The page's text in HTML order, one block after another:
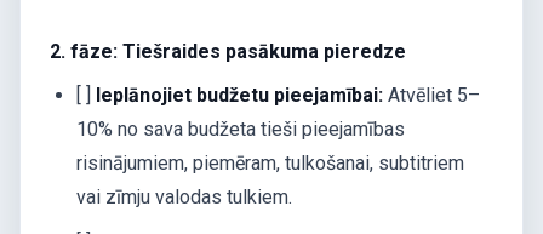
2. fāze: Tiešraides pasākuma pieredze
[ ] Ieplānojiet budžetu pieejamībai: Atvēliet 5–
10% no sava budžeta tieši pieejamības
risinājumiem, piemēram, tulkošanai, subtitriem
vai zīmju valodas tulkiem.